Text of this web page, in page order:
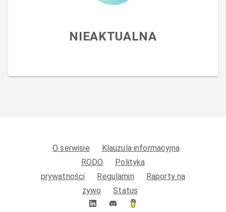
NIEAKTUALNA
O serwisie
Klauzula informacyjna
RODO
Polityka
prywatności
Regulamin
Raporty na
żywo
Status